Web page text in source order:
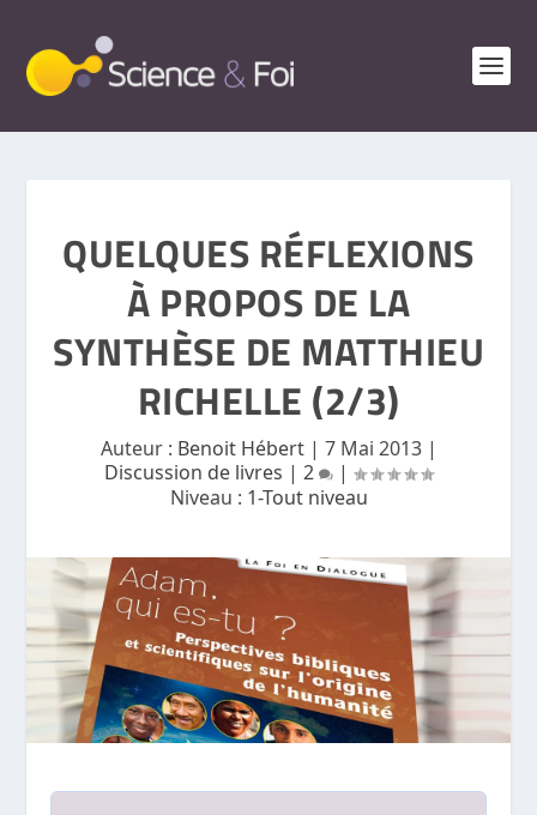
QUELQUES RÉFLEXIONS
À PROPOS DE LA
SYNTHÈSE DE MATTHIEU
RICHELLE (2/3)
Auteur : Benoit Hébert| 7 Mai 2013|
Discussion de livres | 2
|
Niveau : 1-Tout niveau